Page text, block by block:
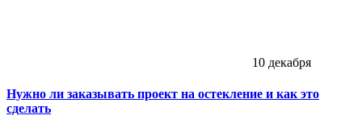
10 декабря
Нужно ли заказывать проект на остекление и как это
сделать